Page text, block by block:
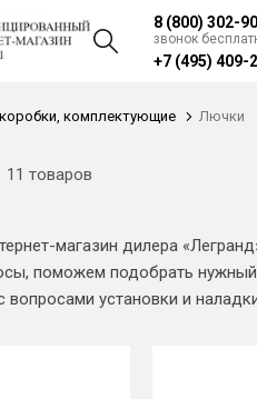
8 (800) 302-
звонок
+7 (495) 409-
комплектующие Лючки
11 товаров
магазин дилера
поможем подобрать
установки и